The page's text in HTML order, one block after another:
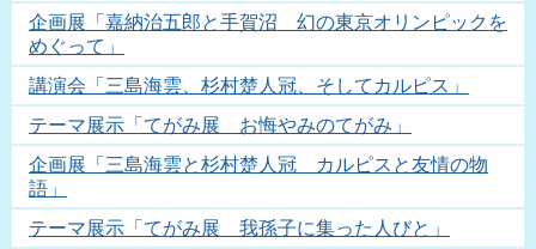
企画展「嘉納治五郎と手賀沼 幻の東京オリンピックを
めぐって」
講演会「三島海雲、杉村楚人冠、そしてカルピス」
テーマ展示「てがみ展 お悔やみのてがみ」
企画展「三島海雲と杉村楚人冠 カルピスと友情の物
語」
テーマ展示「てがみ展 我孫子に集った人びと」